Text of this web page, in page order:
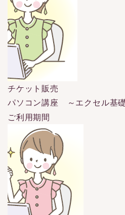
チケット販売
パソコン講座 ～エクセル基
ご利用期間